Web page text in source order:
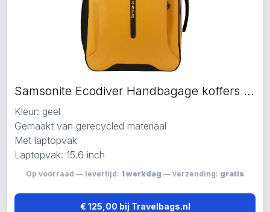
Samsonite Ecodiver Handbagage koffers geel
Kleur: geel
Gemaakt van gerecycled materiaal
Met laptopvak
Laptopvak: 15.6 inch
Op voorraad — levertijd: 1 werkdag — verzending: gratis
€ 125,00 bij Travelbags.nl